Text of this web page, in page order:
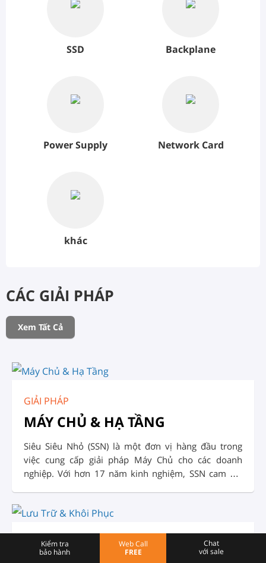
SSD Backplane
Power Supply Network Card
khác
CÁC GIẢI PHÁP
Xem Tất Cả
GIẢI PHÁP
MÁY CHỦ & HẠ TẦNG
Siêu Siêu Nhỏ (SSN) là một đơn vị hàng đầu trong
việc cung cấp giải pháp Máy Chủ cho các doanh
nghiệp. Với hơn 17 năm kinh nghiệm, SSN cam kết
triển khai, lắp đặt, cấu hình và vận hành hệ thống
GIẢI PHÁP
Kiểm tra
bảo hành
Web Call
FREE
Chat
với sale